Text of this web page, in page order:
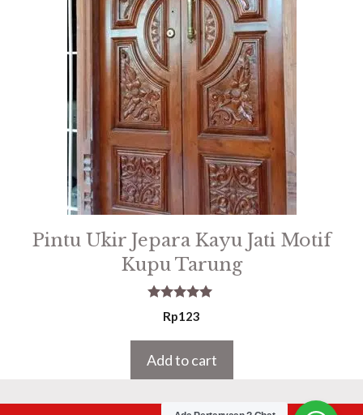
Pintu Ukir Jepara Kayu Jati Motif
Kupu Tarung
5.00
out of 5
Rp123
Add to cart